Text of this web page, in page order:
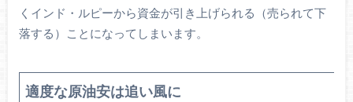
くインド・ルピーから資金が引き上げられる（売られて下
落する）ことになってしまいます。
適度な原油安は追い風に